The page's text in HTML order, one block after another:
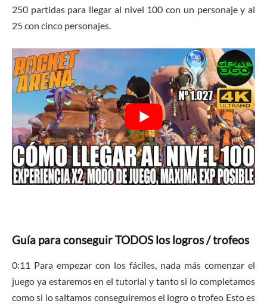
250 partidas para llegar al nivel 100 con un personaje y al
25 con cinco personajes.
Guía para conseguir TODOS los logros / trofeos
0:11 Para empezar con los fáciles, nada más comenzar el
juego ya estaremos en el tutorial y tanto si lo completamos
como si lo saltamos conseguiremos el logro o trofeo Esto es